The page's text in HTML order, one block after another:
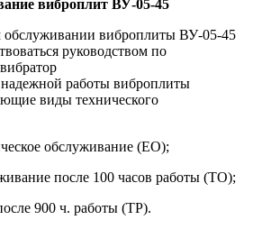
виброплит ВУ-05-45
обслуживании виброплиты ВУ-05-45
руководством по
работы виброплиты
виды технического
обслуживание (ЕО);
после 100 часов работы (ТО);
900 ч. работы (ТР).